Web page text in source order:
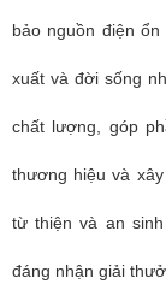
bảo nguồn điện
xuất và đời sống
chất lượng, góp
thương hiệu và
từ thiện và an
đáng nhận giải